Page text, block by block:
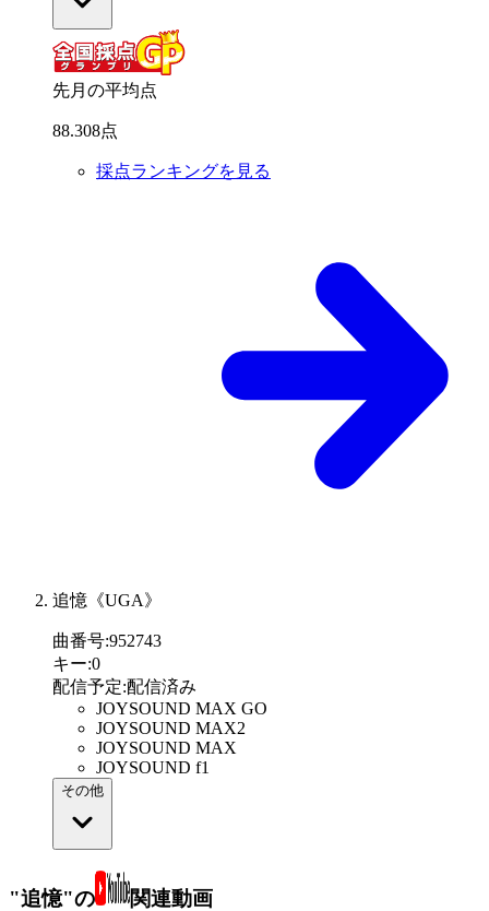
先月の平均点
88.308点
採点ランキングを見る
追憶《UGA》
曲番号:952743
キー:0
配信予定:配信済み
JOYSOUND MAX GO
JOYSOUND MAX2
JOYSOUND MAX
JOYSOUND f1
その他
"追憶"の 関連動画